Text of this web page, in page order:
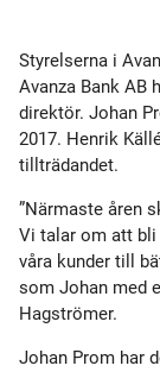
Styrelserna i
Avanza Bank AB
direktör. Johan
2017. Henrik
tillträdandet.
”Närmaste åren
Vi talar om att bli
våra kunder till
som Johan med
Hagströmer.
Johan Prom har